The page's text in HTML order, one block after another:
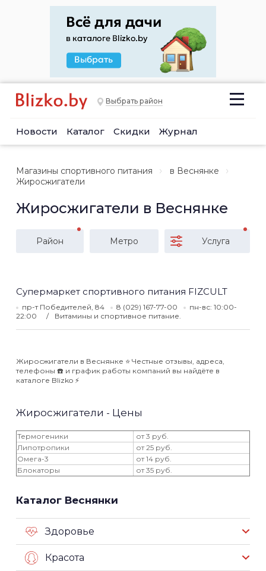
Выбрать район
Новости Каталог Скидки Журнал
Магазины спортивного питания
в Веснянке
Жиросжигатели
Жиросжигатели в Веснянке
Район Метро Услуга
Супермаркет спортивного питания FIZCULT
пр-т Победителей, 84 8 (029) 167-77-00
пн-вс: 10:00-
22:00
Витамины и спортивное питание.
Жиросжигатели в Веснянке ⭐️ Честные отзывы, адреса,
телефоны ☎️ и график работы компаний вы найдёте в
каталоге Blizko ⚡️
Жиросжигатели - Цены
Термогеники
от 3 руб.
Липотропики
от 25 руб.
Омега-3
от 14 руб.
Блокаторы
от 35 руб.
Каталог Веснянки
Здоровье
Красота